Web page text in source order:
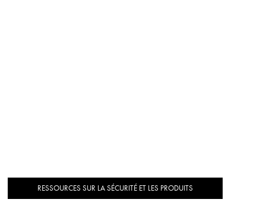
RESSOURCES SUR LA SÉCURITÉ ET LES PRODUITS